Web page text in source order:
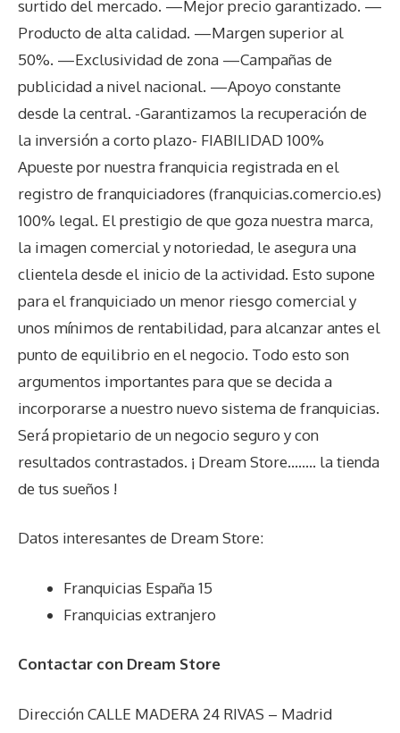
surtido del mercado. —Mejor precio garantizado. —
Producto de alta calidad. —Margen superior al
50%. —Exclusividad de zona —Campañas de
publicidad a nivel nacional. —Apoyo constante
desde la central. -Garantizamos la recuperación de
la inversión a corto plazo- FIABILIDAD 100%
Apueste por nuestra franquicia registrada en el
registro de franquiciadores (franquicias.comercio.es)
100% legal. El prestigio de que goza nuestra marca,
la imagen comercial y notoriedad, le asegura una
clientela desde el inicio de la actividad. Esto supone
para el franquiciado un menor riesgo comercial y
unos mínimos de rentabilidad, para alcanzar antes el
punto de equilibrio en el negocio. Todo esto son
argumentos importantes para que se decida a
incorporarse a nuestro nuevo sistema de franquicias.
Será propietario de un negocio seguro y con
resultados contrastados. ¡ Dream Store…….. la tienda
de tus sueños !
Datos interesantes de Dream Store:
Franquicias España 15
Franquicias extranjero
Contactar con Dream Store
Dirección CALLE MADERA 24 RIVAS – Madrid